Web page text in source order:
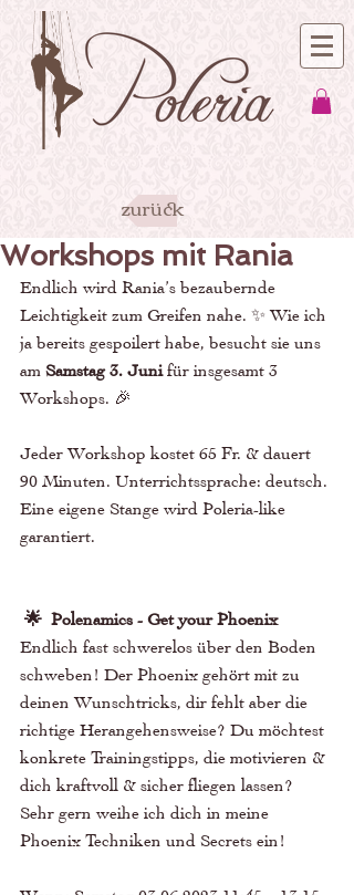
zurück
Workshops mit Rania
Endlich wird Rania’s bezaubernde
Leichtigkeit zum Greifen nahe. ✨ Wie ich
ja bereits gespoilert habe, besucht sie uns
am Samstag 3. Juni für insgesamt 3
Workshops. 🎉
Jeder Workshop kostet 65 Fr. & dauert
90 Minuten. Unterrichtssprache: deutsch.
Eine eigene Stange wird Poleria-like
garantiert.
🌟  Polenamics - Get your Phoenix
Endlich fast schwerelos über den Boden
schweben! Der Phoenix gehört mit zu
deinen Wunschtricks, dir fehlt aber die
richtige Herangehensweise? Du möchtest
konkrete Trainingstipps, die motivieren &
dich kraftvoll & sicher fliegen lassen?
Sehr gern weihe ich dich in meine
Phoenix Techniken und Secrets ein!